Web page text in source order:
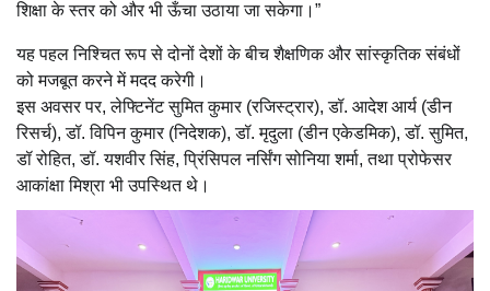
शिक्षा के स्तर को और भी ऊँचा उठाया जा सकेगा।”
यह पहल निश्चित रूप से दोनों देशों के बीच शैक्षणिक और सांस्कृतिक संबंधों
को मजबूत करने में मदद करेगी।
इस अवसर पर, लेफ्टिनेंट सुमित कुमार (रजिस्ट्रार), डॉ. आदेश आर्य (डीन
रिसर्च), डॉ. विपिन कुमार (निदेशक), डॉ. मृदुला (डीन एकेडमिक), डॉ. सुमित,
डॉ रोहित, डॉ. यशवीर सिंह, प्रिंसिपल नर्सिंग सोनिया शर्मा, तथा प्रोफेसर
आकांक्षा मिश्रा भी उपस्थित थे।